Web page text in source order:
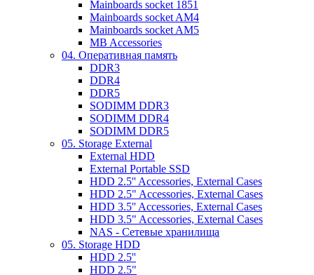
Mainboards socket 1851
Mainboards socket AM4
Mainboards socket AM5
MB Accessories
04. Оперативная память
DDR3
DDR4
DDR5
SODIMM DDR3
SODIMM DDR4
SODIMM DDR5
05. Storage External
External HDD
External Portable SSD
HDD 2.5'' Accessories, External Cases
HDD 2.5" Accessories, External Cases
HDD 3.5'' Accessories, External Cases
HDD 3.5" Accessories, External Cases
NAS - Сетевые хранилища
05. Storage HDD
HDD 2.5''
HDD 2.5"